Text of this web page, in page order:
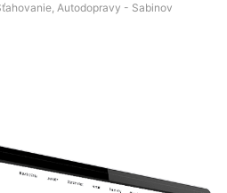
Autodopravy - Sabinov